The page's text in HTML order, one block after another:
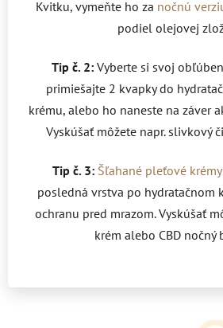
Kvitku, vymeňte ho za nočnú
podiel olejovej
Tip č. 2: Vyberte si svoj
primiešajte 2 kvapky do
krému, alebo ho naneste na záver
Vyskúšať môžete napr. slivkový
Tip č. 3: Šľahané pleťové krémy
posledná vrstva po hydratačnom
ochranu pred mrazom. Vyskúšať
krém alebo CBD nočný